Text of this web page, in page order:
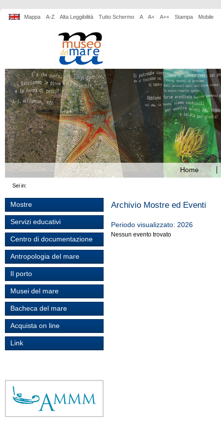
Mappa A-Z Alta Leggibilità Tutto Schermo A A+ A++ Stampa Mobile
Home
Sei in:
Mostre
Servizi educativi
Centro di documentazione
Antropologia del mare
Il porto
Musei del mare
Bacheca del mare
Acquista on line
Link
Archivio Mostre ed Eventi
Periodo visualizzato: 2026
Nessun evento trovato